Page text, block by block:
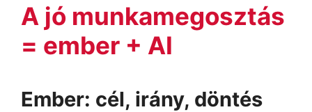
A jó munkamegosztás
= ember + AI
Ember: cél, irány, döntés